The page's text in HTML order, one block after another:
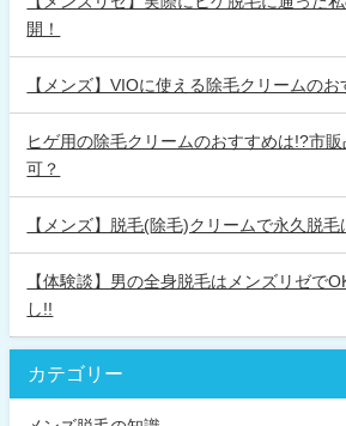
開！
【メンズ】VIOに使える除毛クリームの
ヒゲ用の除毛クリームのおすすめは!?市
可？
【メンズ】脱毛(除毛)クリームで永久脱
【体験談】男の全身脱毛はメンズリゼで
し!!
カテゴリー